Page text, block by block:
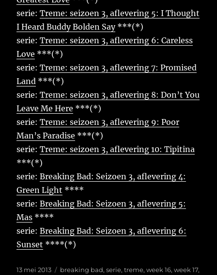
serie:Treme: seizoen 3, aflevering 5: I Thought
I Heard Buddy Bolden Say***(*)
serie:Treme: seizoen 3, aflevering 6: Careless
Love ***(*)
serie:Treme: seizoen 3, aflevering 7: Promised
Land ***(*)
serie:Treme: seizoen 3, aflevering 8: Don’t You
Leave Me Here ***(*)
serie:Treme: seizoen 3, aflevering 9: Poor
Man’s Paradise ***(*)
serie:Treme: seizoen 3, aflevering 10: Tipitina
***(*)
serie:Breaking Bad: Seizoen 3, aflevering 4:
Green Light ****
serie:Breaking Bad: Seizoen 3, aflevering 5:
Mas ****
serie:Breaking Bad: Seizoen 3, aflevering 6:
Sunset ****(*)
Geplaatst
13 mei 2013 Tags
breaking bad,serie,treme,week 16,week 17,